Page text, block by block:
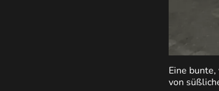
Eine
von